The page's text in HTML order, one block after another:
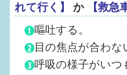
れて行く】
か 【救急
嘔吐する。
目の焦点が合わな
呼吸の様子がいつ
1歳〜3歳
3歳〜就学前
就学後〜